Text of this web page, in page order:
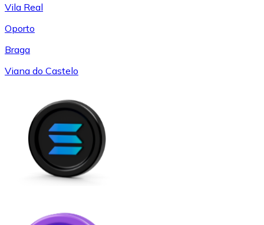
Vila Real
Oporto
Braga
Viana do Castelo